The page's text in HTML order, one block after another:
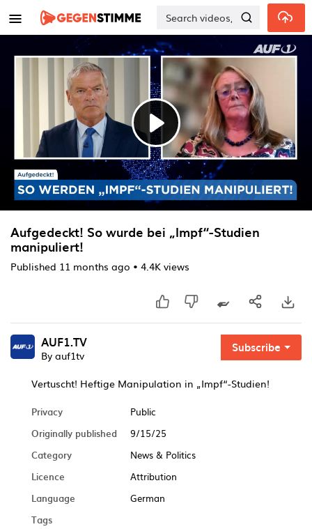
Skip to main content
Play
Video
Aufgedeckt! So wurde bei „Impf“-Studien
manipuliert!
Published 11 months ago • 4.4K views
AUF1.TV
By auf1tv
Subscribe
Vertuscht! Heftige Manipulation in „Impf“-Studien!
Privacy
Public
Originally published
9/15/25
Category
News & Politics
Licence
Attribution
Language
German
Tags